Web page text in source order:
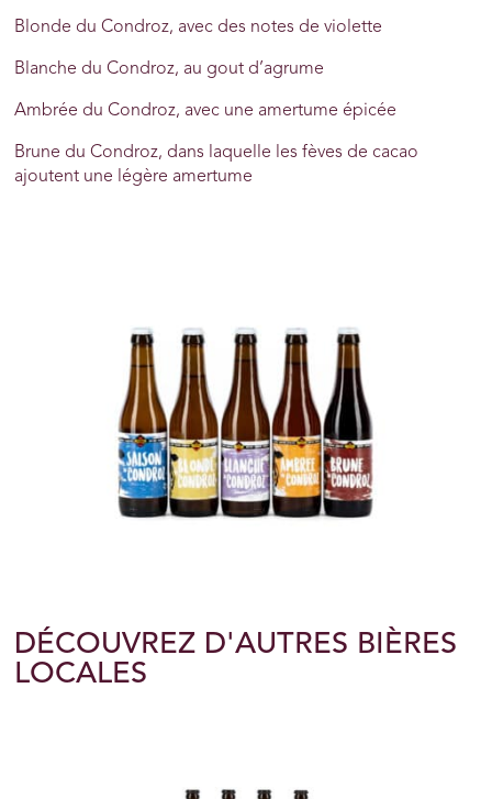
Blonde du Condroz, avec des notes de violette
Blanche du Condroz, au gout d’agrume
Ambrée du Condroz, avec une amertume épicée
Brune du Condroz, dans laquelle les fèves de cacao
ajoutent une légère amertume
DÉCOUVREZ D'AUTRES BIÈRES
LOCALES